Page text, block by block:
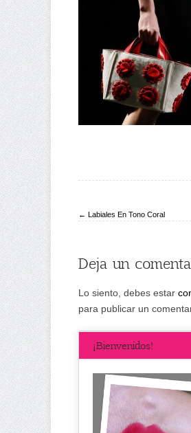
← Labiales En Tono Coral
Deja un
Lo siento, debes estar
para publicar un
¡Bienvenidos!